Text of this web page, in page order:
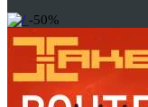
-50%